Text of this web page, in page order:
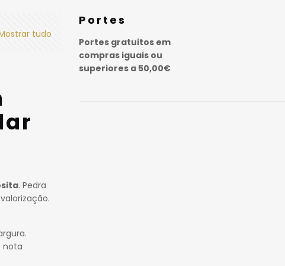
tudo
. Pedra
Portes
Portes gratuitos em
compras iguais ou
superiores a 50,00€